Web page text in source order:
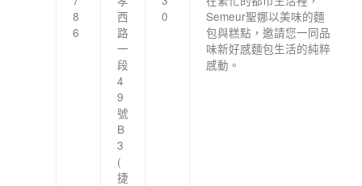
8
6
西
路
一
段
4
9
號
B
3
(
捷
0
Semeur聖娜以美味的麵
包與糕點，邀請您一同品
味新好感麵包生活的純粹
感動。